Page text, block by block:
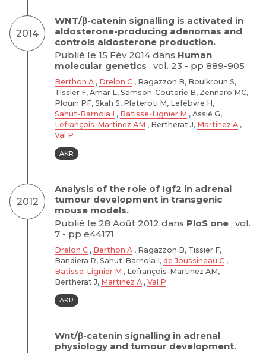
2014
WNT/β-catenin signalling is activated in
aldosterone-producing adenomas and
controls aldosterone production.
Publié le 15 Fév 2014 dans Human
molecular genetics , vol. 23 - pp 889-905
Berthon A , Drelon C , Ragazzon B, Boulkroun S,
Tissier F, Amar L, Samson-Couterie B, Zennaro MC,
Plouin PF, Skah S, Plateroti M, Lefèbvre H,
Sahut-Barnola I , Batisse-Lignier M , Assié G,
Lefrançois-Martinez AM , Bertherat J, Martinez A ,
Val P
AKR
2012
Analysis of the role of Igf2 in adrenal
tumour development in transgenic
mouse models.
Publié le 28 Août 2012 dans PloS one , vol.
7 - pp e44171
Drelon C , Berthon A , Ragazzon B, Tissier F,
Bandiera R, Sahut-Barnola I, de Joussineau C ,
Batisse-Lignier M , Lefrançois-Martinez AM,
Bertherat J, Martinez A , Val P
AKR
Wnt/β-catenin signalling in adrenal
physiology and tumour development.